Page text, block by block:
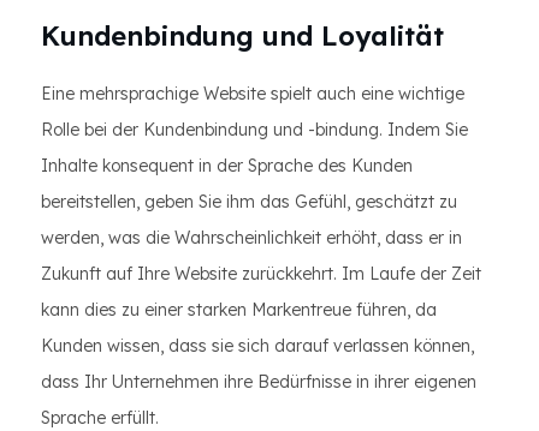
Kundenbindung und Loyalität
Eine mehrsprachige Website spielt auch eine wichtige
Rolle bei der Kundenbindung und -bindung. Indem Sie
Inhalte konsequent in der Sprache des Kunden
bereitstellen, geben Sie ihm das Gefühl, geschätzt zu
werden, was die Wahrscheinlichkeit erhöht, dass er in
Zukunft auf Ihre Website zurückkehrt. Im Laufe der Zeit
kann dies zu einer starken Markentreue führen, da
Kunden wissen, dass sie sich darauf verlassen können,
dass Ihr Unternehmen ihre Bedürfnisse in ihrer eigenen
Sprache erfüllt.